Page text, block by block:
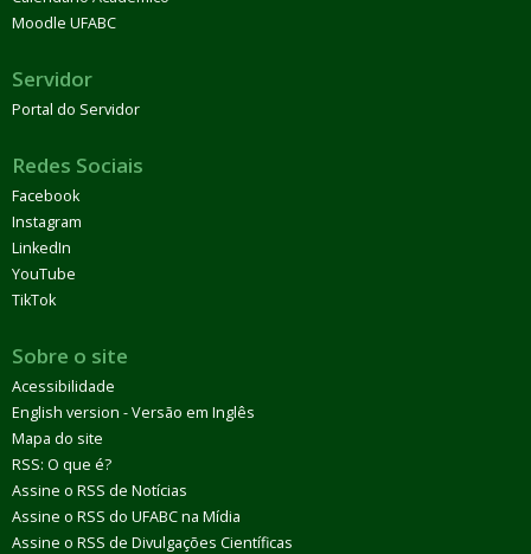
Moodle UFABC
Servidor
Portal do Servidor
Redes Sociais
Facebook
Instagram
LinkedIn
YouTube
TikTok
Sobre o site
Acessibilidade
English version - Versão em Inglês
Mapa do site
RSS: O que é?
Assine o RSS de Notícias
Assine o RSS do UFABC na Mídia
Assine o RSS de Divulgações Científicas